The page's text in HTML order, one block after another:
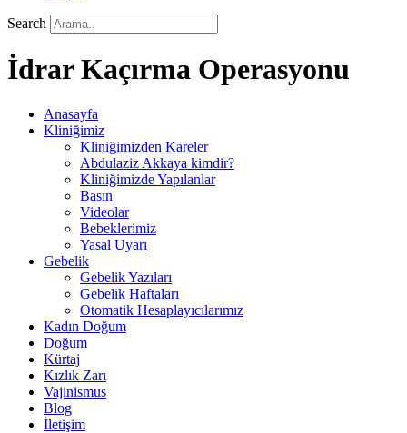
Search
İdrar Kaçırma Operasyonu
Anasayfa
Kliniğimiz
Kliniğimizden Kareler
Abdulaziz Akkaya kimdir?
Kliniğimizde Yapılanlar
Basın
Videolar
Bebeklerimiz
Yasal Uyarı
Gebelik
Gebelik Yazıları
Gebelik Haftaları
Otomatik Hesaplayıcılarımız
Kadın Doğum
Doğum
Kürtaj
Kızlık Zarı
Vajinismus
Blog
İletişim